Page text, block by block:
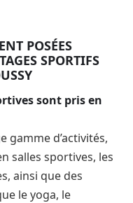
POSÉES
SPORTIFS
sont pris en
gamme d’activités,
salles sportives, les
ainsi que des
le yoga, le